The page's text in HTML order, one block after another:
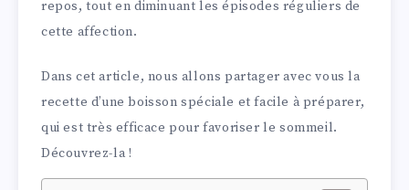
repos, tout en diminuant les épisodes réguliers de
cette affection.
Dans cet article, nous allons partager avec vous la
recette d’une boisson spéciale et facile à préparer,
qui est très efficace pour favoriser le sommeil.
Découvrez-la !